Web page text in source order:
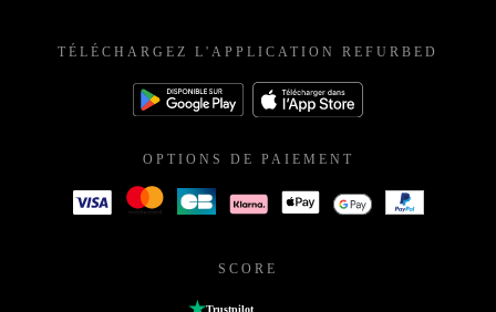
TÉLÉCHARGEZ L'APPLICATION REFURBED
OPTIONS DE PAIEMENT
SCORE
Trustpilot